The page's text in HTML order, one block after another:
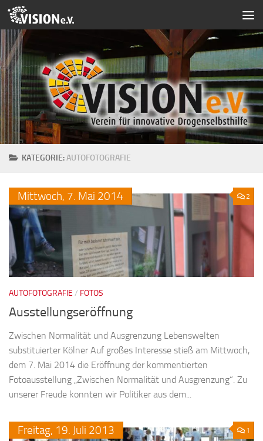
Zum Inhalt springen
KATEGORIE:AUTOFOTOGRAFIE
2
Mittwoch, 7. Mai 2014
AUTOFOTOGRAFIE / FOTOS
Ausstellungseröffnung
Zwischen Normalität und Ausgrenzung Lebenswelten
substituierter Kölner Auf großes Interesse stieß am Mittwoch,
dem 7. Mai 2014 die Eröffnung der kommentierten
Fotoausstellung „Zwischen Normalität und Ausgrenzung“. Zu
unserer Freude konnten wir Politiker aus dem...
1
Freitag, 19. Juli 2013